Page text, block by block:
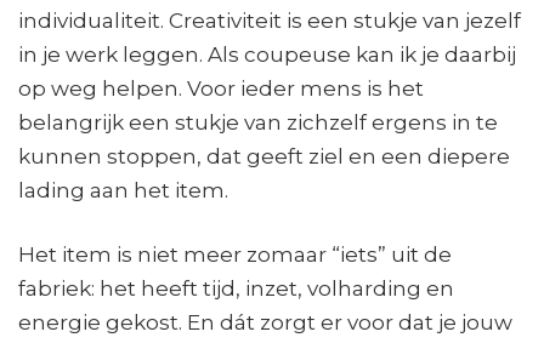
individualiteit. Creativiteit is een stukje van jezelf
in je werk leggen. Als coupeuse kan ik je daarbij
op weg helpen. Voor ieder mens is het
belangrijk een stukje van zichzelf ergens in te
kunnen stoppen, dat geeft ziel en een diepere
lading aan het item.
Het item is niet meer zomaar “iets” uit de
fabriek: het heeft tijd, inzet, volharding en
energie gekost. En dát zorgt er voor dat je jouw